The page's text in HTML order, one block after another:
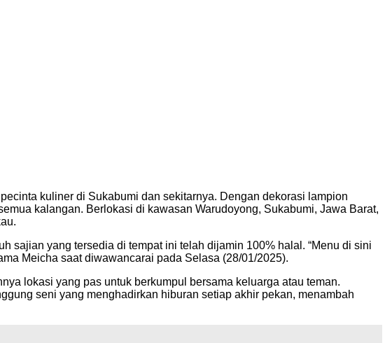
kuliner di Sukabumi dan sekitarnya. Dengan dekorasi lampion
kalangan. Berlokasi di kawasan Warudoyong, Sukabumi, Jawa Barat,
sajian yang tersedia di tempat ini telah dijamin 100% halal. “Menu di sini
Meicha saat diwawancarai pada Selasa (28/01/2025).
lokasi yang pas untuk berkumpul bersama keluarga atau teman.
seni yang menghadirkan hiburan setiap akhir pekan, menambah